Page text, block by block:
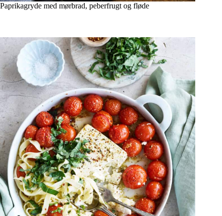
Paprikagryde med mørbrad, peberfrugt og fløde